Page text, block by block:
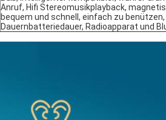
Anruf, Hifi Stereomusikplayback,
bequem und schnell, einfach zu benützen,
Dauernbatteriedauer, Radioapparat und